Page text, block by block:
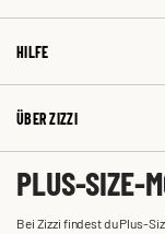
HILFE
ÜBER ZIZZI
PLUS-SIZE-
Bei Zizzi findest du Plus-